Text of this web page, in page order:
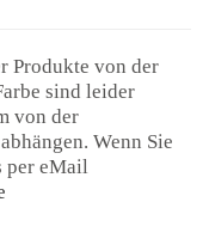
Produkte von der
sind leider
von der
Wenn Sie
per eMail